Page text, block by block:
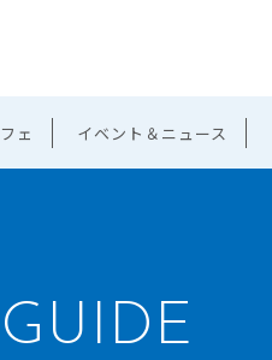
ェ イベント＆ニュース